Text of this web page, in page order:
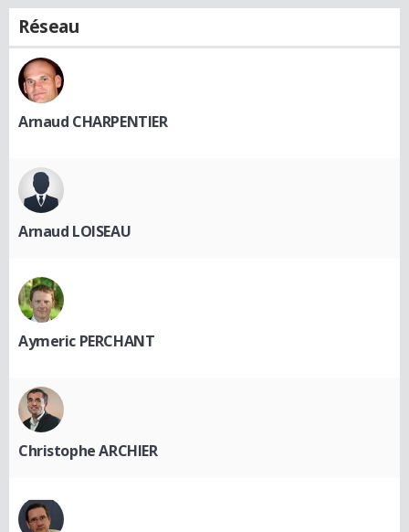
Réseau
Arnaud CHARPENTIER
Arnaud LOISEAU
Aymeric PERCHANT
Christophe ARCHIER